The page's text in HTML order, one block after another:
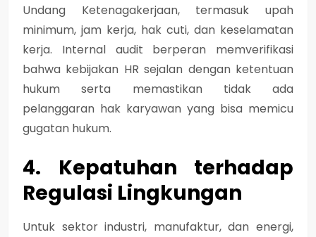
Undang Ketenagakerjaan, termasuk upah
minimum, jam kerja, hak cuti, dan keselamatan
kerja. Internal audit berperan memverifikasi
bahwa kebijakan HR sejalan dengan ketentuan
hukum serta memastikan tidak ada
pelanggaran hak karyawan yang bisa memicu
gugatan hukum.
4. Kepatuhan terhadap
Regulasi Lingkungan
Untuk sektor industri, manufaktur, dan energi,